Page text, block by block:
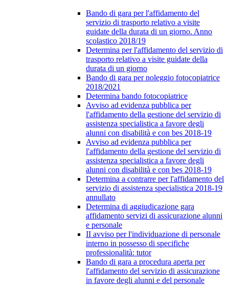
Bando di gara per l'affidamento del
servizio di trasporto relativo a visite
guidate della durata di un giorno. Anno
scolastico 2018/19
Determina per l'affidamento del servizio di
trasporto relativo a visite guidate della
durata di un giorno
Bando di gara per noleggio fotocopiatrice
2018/2021
Determina bando fotocopiatrice
Avviso ad evidenza pubblica per
l'affidamento della gestione del servizio di
assistenza specialistica a favore degli
alunni con disabilità e con bes 2018-19
Avviso ad evidenza pubblica per
l'affidamento della gestione del servizio di
assistenza specialistica a favore degli
alunni con disabilità e con bes 2018-19
Determina a contrarre per l'affidamento del
servizio di assistenza specialistica 2018-19
annullato
Determina di aggiudicazione gara
affidamento servizi di assicurazione alunni
e personale
II avviso per l'individuazione di personale
interno in possesso di specifiche
professionalità: tutor
Bando di gara a procedura aperta per
l'affidamento del servizio di assicurazione
in favore degli alunni e del personale